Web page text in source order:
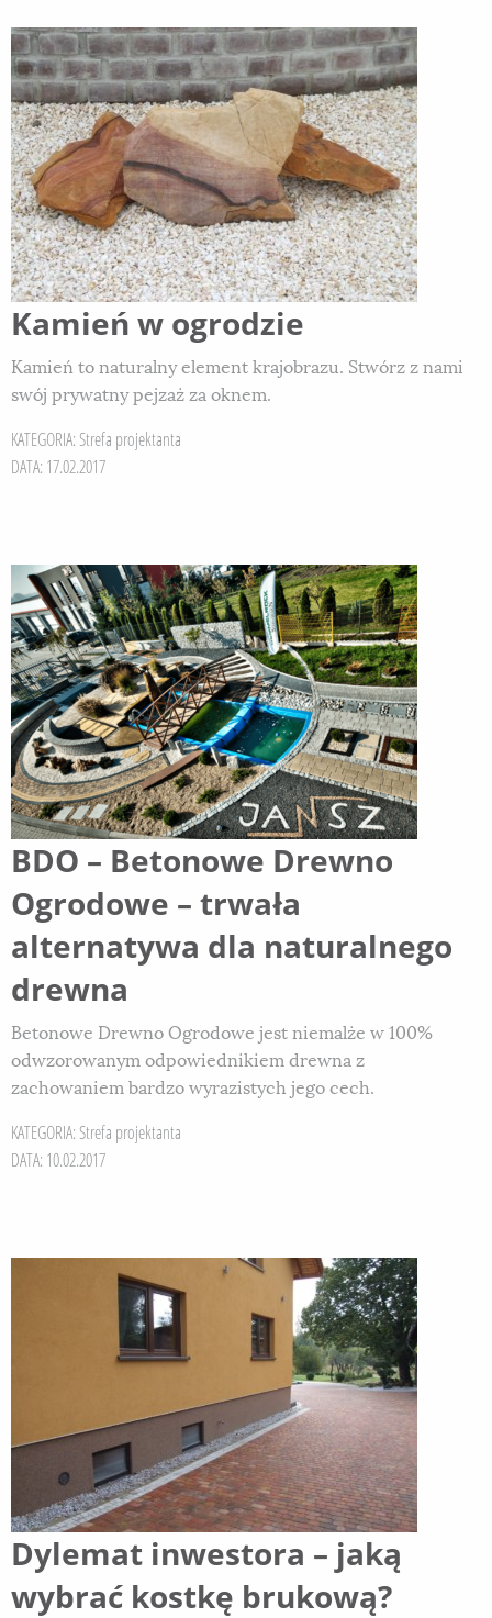
Kamień w ogrodzie
Kamień to naturalny element krajobrazu. Stwórz z nami
swój prywatny pejzaż za oknem.
KATEGORIA: Strefa projektanta
DATA: 17.02.2017
BDO – Betonowe Drewno
Ogrodowe – trwała
alternatywa dla naturalnego
drewna
Betonowe Drewno Ogrodowe jest niemalże w 100%
odwzorowanym odpowiednikiem drewna z
zachowaniem bardzo wyrazistych jego cech.
KATEGORIA: Strefa projektanta
DATA: 10.02.2017
Dylemat inwestora – jaką
wybrać kostkę brukową?